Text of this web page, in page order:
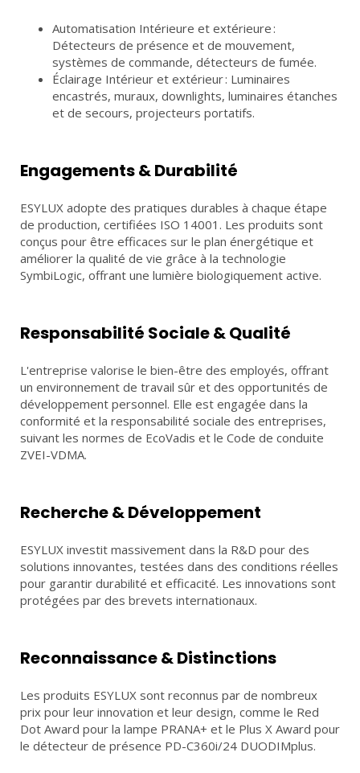
Automatisation Intérieure et extérieure :
Détecteurs de présence et de mouvement,
systèmes de commande, détecteurs de fumée.
Éclairage Intérieur et extérieur : Luminaires
encastrés, muraux, downlights, luminaires étanches
et de secours, projecteurs portatifs.
Engagements & Durabilité
ESYLUX adopte des pratiques durables à chaque étape
de production, certifiées ISO 14001. Les produits sont
conçus pour être efficaces sur le plan énergétique et
améliorer la qualité de vie grâce à la technologie
SymbiLogic, offrant une lumière biologiquement active.
Responsabilité Sociale & Qualité
L'entreprise valorise le bien-être des employés, offrant
un environnement de travail sûr et des opportunités de
développement personnel. Elle est engagée dans la
conformité et la responsabilité sociale des entreprises,
suivant les normes de EcoVadis et le Code de conduite
ZVEI-VDMA.
Recherche & Développement
ESYLUX investit massivement dans la R&D pour des
solutions innovantes, testées dans des conditions réelles
pour garantir durabilité et efficacité. Les innovations sont
protégées par des brevets internationaux.
Reconnaissance & Distinctions
Les produits ESYLUX sont reconnus par de nombreux
prix pour leur innovation et leur design, comme le Red
Dot Award pour la lampe PRANA+ et le Plus X Award pour
le détecteur de présence PD-C360i/24 DUODIMplus.